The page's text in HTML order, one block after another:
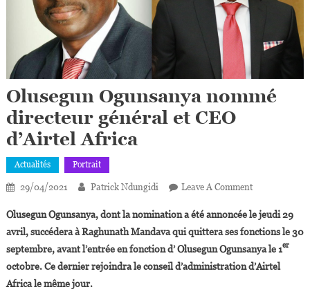
Olusegun Ogunsanya nommé
directeur général et CEO
d’Airtel Africa
Actualités Portrait
29/04/2021 Patrick Ndungidi Leave A CommentOn
Ogunsanya
Nommé
Directeur
Général
Olusegun Ogunsanya, dont la nomination a été annoncée le jeudi 29
avril, succédera à Raghunath Mandava qui quittera ses fonctions le 30
septembre, avant l’entrée en fonction d’ Olusegun Ogunsanya le 1er
octobre. Ce dernier rejoindra le conseil d’administration d’Airtel
Africa le même jour.